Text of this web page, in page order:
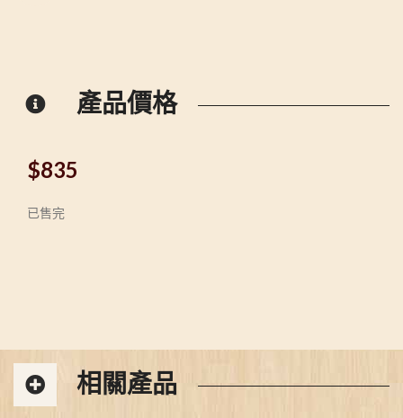
產品價格
$835
已售完
相關產品